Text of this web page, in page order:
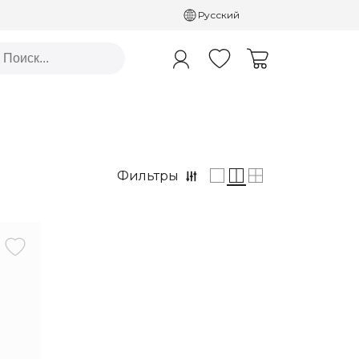
Русский
Фильтры